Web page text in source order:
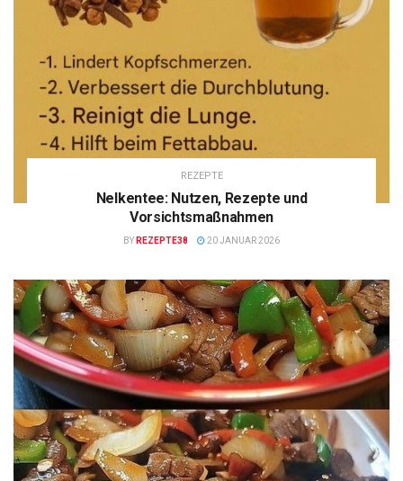
REZEPTE
Nelkentee: Nutzen, Rezepte und
Vorsichtsmaßnahmen
BY REZEPTE38 20 JANUAR 2026